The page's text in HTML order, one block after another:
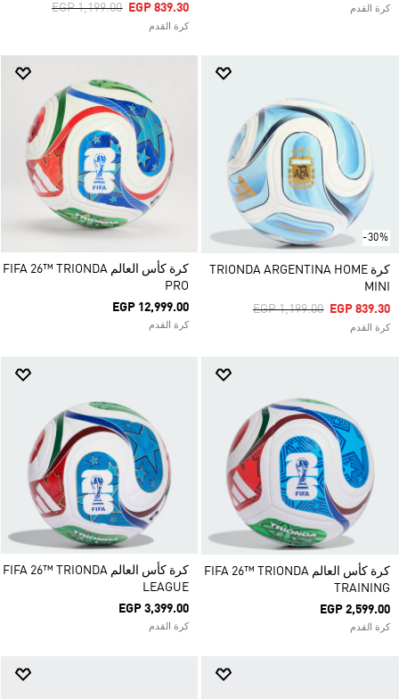
كرة القدم
Price Reduced From
EGP 1,199.00ToEGP 839.30
كرة القدم
-30%
كرة TRIONDA ARGENTINA HOME
MINI
Price Reduced From
EGP 1,199.00ToEGP 839.30
كرة القدم
كرة كأس العالم FIFA 26™ TRIONDA
PRO
EGP 12,999.00
كرة القدم
كرة كأس العالم FIFA 26™ TRIONDA
TRAINING
EGP 2,599.00
كرة القدم
كرة كأس العالم FIFA 26™ TRIONDA
LEAGUE
EGP 3,399.00
كرة القدم